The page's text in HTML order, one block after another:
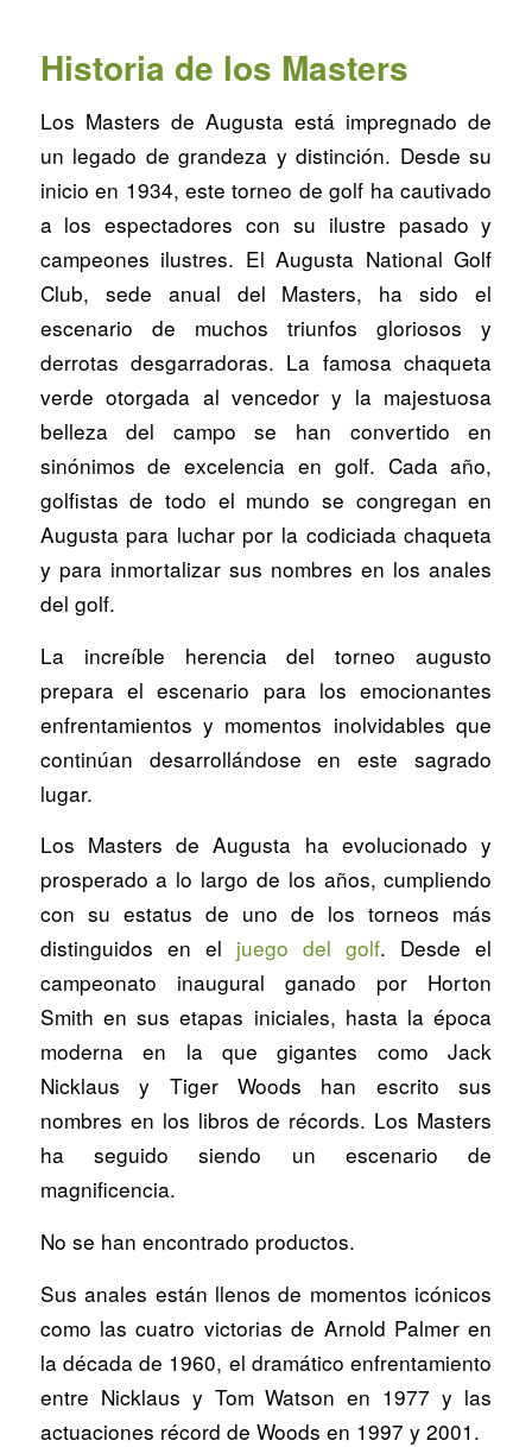
Historia de los Masters
Los Masters de Augusta está impregnado de
un legado de grandeza y distinción. Desde su
inicio en 1934, este torneo de golf ha cautivado
a los espectadores con su ilustre pasado y
campeones ilustres. El Augusta National Golf
Club, sede anual del Masters, ha sido el
escenario de muchos triunfos gloriosos y
derrotas desgarradoras. La famosa chaqueta
verde otorgada al vencedor y la majestuosa
belleza del campo se han convertido en
sinónimos de excelencia en golf. Cada año,
golfistas de todo el mundo se congregan en
Augusta para luchar por la codiciada chaqueta
y para inmortalizar sus nombres en los anales
del golf.
La increíble herencia del torneo augusto
prepara el escenario para los emocionantes
enfrentamientos y momentos inolvidables que
continúan desarrollándose en este sagrado
lugar.
Los Masters de Augusta ha evolucionado y
prosperado a lo largo de los años, cumpliendo
con su estatus de uno de los torneos más
distinguidos en el juego del golf. Desde el
campeonato inaugural ganado por Horton
Smith en sus etapas iniciales, hasta la época
moderna en la que gigantes como Jack
Nicklaus y Tiger Woods han escrito sus
nombres en los libros de récords. Los Masters
ha seguido siendo un escenario de
magnificencia.
No se han encontrado productos.
Sus anales están llenos de momentos icónicos
como las cuatro victorias de Arnold Palmer en
la década de 1960, el dramático enfrentamiento
entre Nicklaus y Tom Watson en 1977 y las
actuaciones récord de Woods en 1997 y 2001.